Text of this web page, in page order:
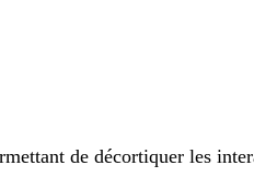
de décortiquer les